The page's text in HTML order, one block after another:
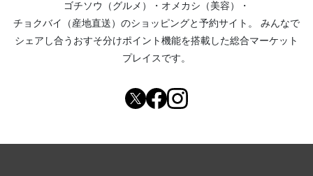
ゴチソウ（グルメ）
・ オメカシ（美容）
・
チョクバイ（産地直送） のショッピングと予約サイト。
みんなで
シェアし合う おすそ分けポイント機能を搭載した総合マーケット
プレイスです。